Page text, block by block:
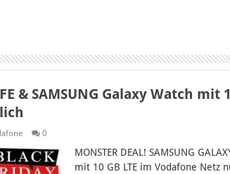
FE & SAMSUNG Galaxy Watch mit
0
MONSTER DEAL! SAMSUNG
mit 10 GB LTE im Vodafone Netz